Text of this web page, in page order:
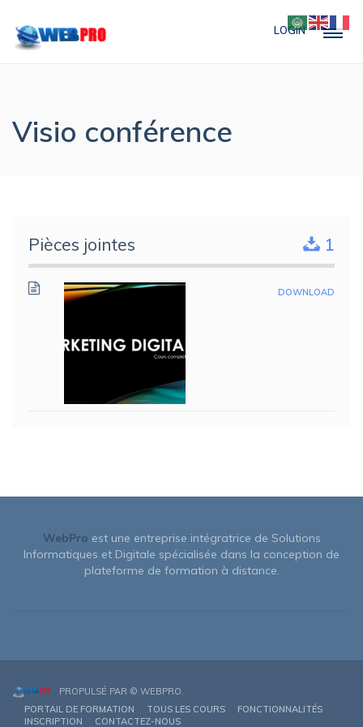
LOGIN
Visio conférence
Pièces jointes 1
WebPro est une entreprise intégratrice de Solutions
Informatiques et Digitale spécialisée dans la conception de
plateforme de formation à distance.
PROPULSÉ PAR © WEBPRO.
PORTAIL DE FORMATION
TOUS LES COURS
FONCTIONNALITÉS
INSCRIPTION
CONTACTEZ-NOUS